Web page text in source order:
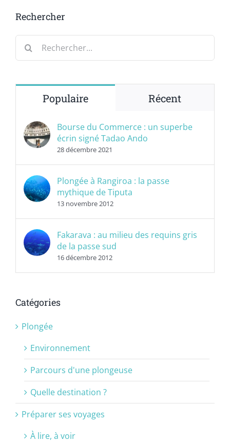
Rechercher
Rechercher:
Populaire Récent
Bourse du Commerce : un superbe
écrin signé Tadao Ando
28 décembre 2021
Plongée à Rangiroa : la passe
mythique de Tiputa
13 novembre 2012
Fakarava : au milieu des requins gris
de la passe sud
16 décembre 2012
Catégories
Plongée
Environnement
Parcours d'une plongeuse
Quelle destination ?
Préparer ses voyages
À lire, à voir